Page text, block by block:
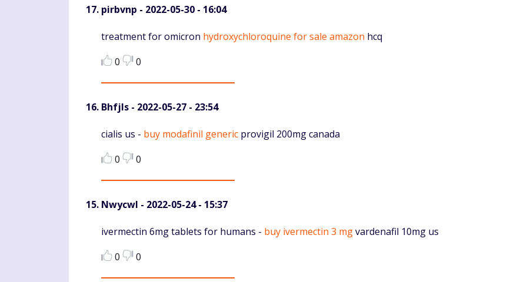
pirbvnp - 2022-05-30 - 16:04
Komentaras
treatment for omicron hydroxychloroquine for sale amazon hcq
0
0
Bhfjls - 2022-05-27 - 23:54
Komentaras
cialis us - buy modafinil generic provigil 200mg canada
0
0
Nwycwl - 2022-05-24 - 15:37
Komentaras
ivermectin 6mg tablets for humans - buy ivermectin 3 mgvardenafil 10mg us
0
0